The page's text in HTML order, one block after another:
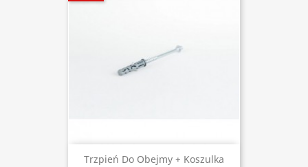
Trzpień Do Obejmy + Koszulka